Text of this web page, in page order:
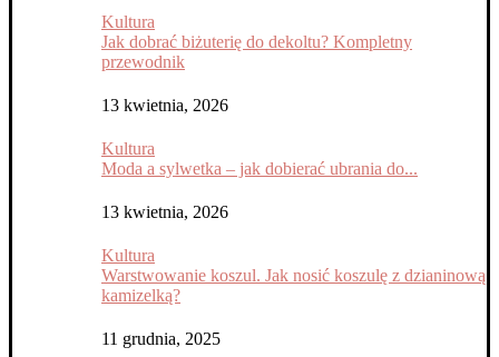
Kultura
Jak dobrać biżuterię do dekoltu? Kompletny
przewodnik
13 kwietnia, 2026
Kultura
Moda a sylwetka – jak dobierać ubrania do...
13 kwietnia, 2026
Kultura
Warstwowanie koszul. Jak nosić koszulę z dzianinową
kamizelką?
11 grudnia, 2025